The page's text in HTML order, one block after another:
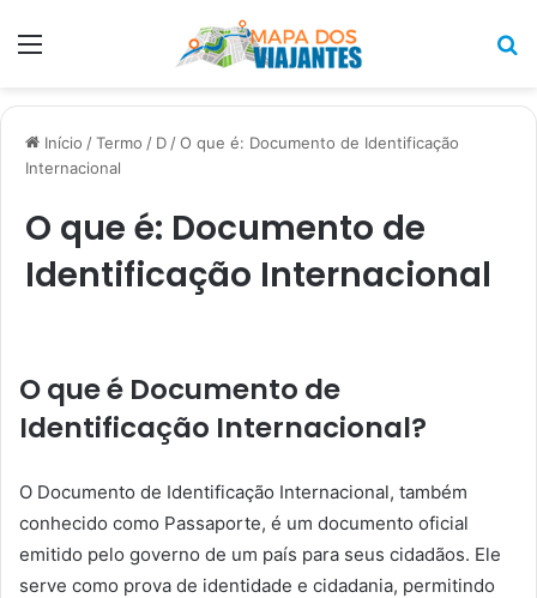
Menu
Início /Termo / D /O que é: Documento de Identificação
Internacional
O que é: Documento de
Identificação Internacional
O que é Documento de
Identificação Internacional?
O Documento de Identificação Internacional, também
conhecido como Passaporte, é um documento oficial
emitido pelo governo de um país para seus cidadãos. Ele
serve como prova de identidade e cidadania, permitindo